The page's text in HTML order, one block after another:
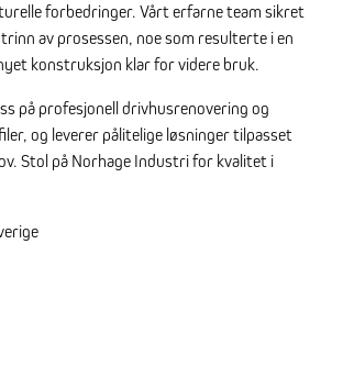
forbedringer. Vårt erfarne team sikret
av prosessen, noe som resulterte i en
konstruksjon klar for videre bruk.
på profesjonell drivhusrenovering og
og leverer pålitelige løsninger tilpasset
Stol på Norhage Industri for kvalitet i